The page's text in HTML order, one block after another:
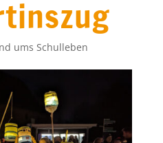
ums Schulleben